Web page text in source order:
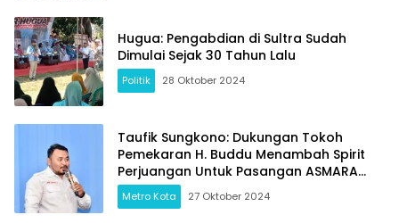
Hugua: Pengabdian di Sultra Sudah
Dimulai Sejak 30 Tahun Lalu
Politik 28 Oktober 2024
Taufik Sungkono: Dukungan Tokoh
Pemekaran H. Buddu Menambah Spirit
Perjuangan Untuk Pasangan ASMARA
Dalam Pilkada Kolaka Timur 2024
Metro Kota 27 Oktober 2024